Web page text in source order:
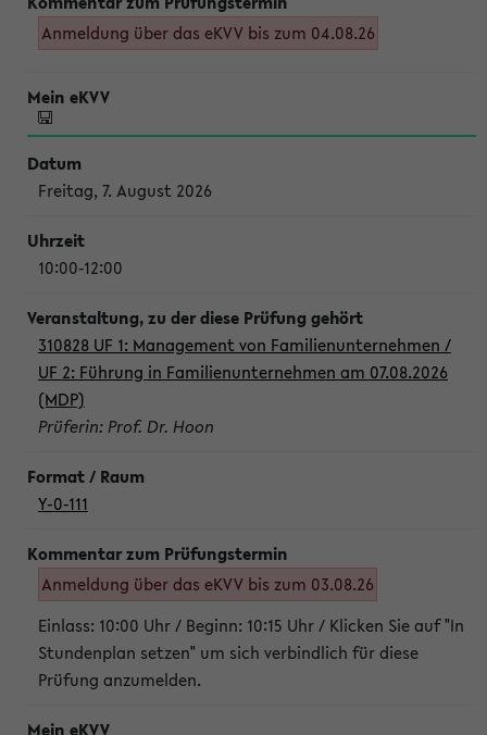
Anmeldung über das eKVV bis zum 04.08.26
Freitag, 7. August 2026
10:00-12:00
310828 UF 1: Management von Familienunternehmen /
UF 2: Führung in Familienunternehmen am 07.08.2026
(MDP)
Prüferin: Prof. Dr. Hoon
Y-0-111
Anmeldung über das eKVV bis zum 03.08.26
Einlass: 10:00 Uhr / Beginn: 10:15 Uhr / Klicken Sie auf "In
Stundenplan setzen" um sich verbindlich für diese
Prüfung anzumelden.